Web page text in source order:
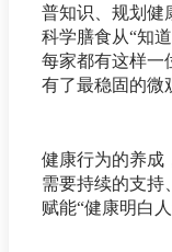
普知识、规划健
科学膳食从“知
每家都有这样一
有了最稳固的微
健康行为的养成
需要持续的支持
赋能“健康明白